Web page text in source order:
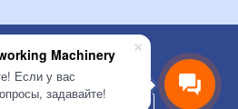
Machinery
Если у вас
задавайте!